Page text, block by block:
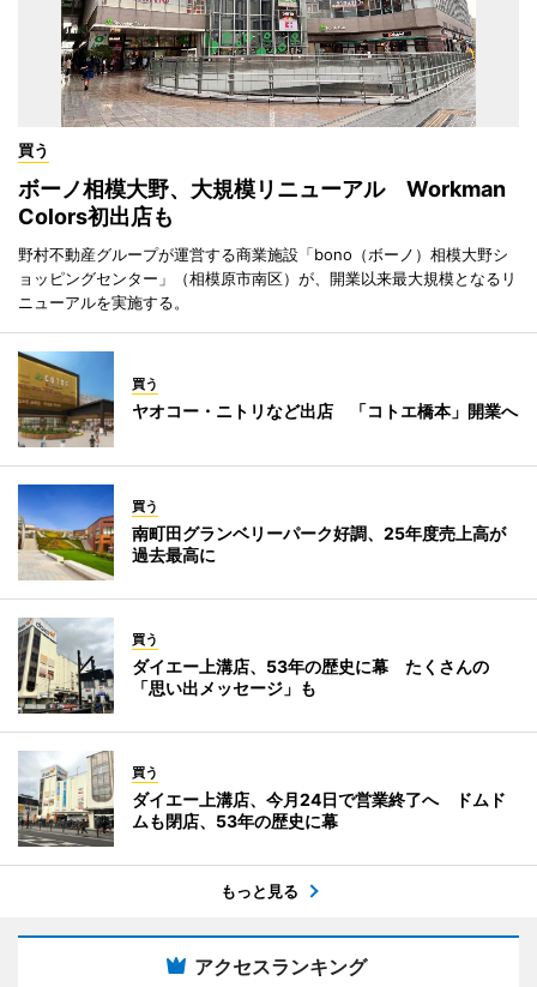
買う
ボーノ相模大野、大規模リニューアル Workman
Colors初出店も
野村不動産グループが運営する商業施設「bono（ボーノ）相模大野シ
ョッピングセンター」（相模原市南区）が、開業以来最大規模となるリ
ニューアルを実施する。
買う
ヤオコー・ニトリなど出店 「コトエ橋本」開業へ
買う
南町田グランベリーパーク好調、25年度売上高が
過去最高に
買う
ダイエー上溝店、53年の歴史に幕 たくさんの
「思い出メッセージ」も
買う
ダイエー上溝店、今月24日で営業終了へ ドムド
ムも閉店、53年の歴史に幕
もっと見る
アクセスランキング